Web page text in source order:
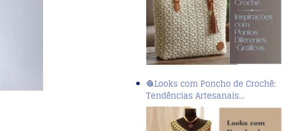
🧶Looks com Poncho de Crochê:
Tendências Artesanais…